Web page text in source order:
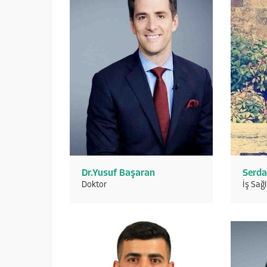
Dr.Yusuf Başaran
Doktor İş